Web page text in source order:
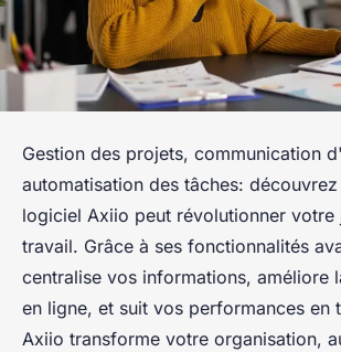
Gestion des projets, communication
automatisation des tâches:
logiciel Axiio peut révolutionner votre
travail. Grâce à ses fonctionnalités
centralise vos informations, améliore
en ligne, et suit vos performances en
Axiio transforme votre organisation,